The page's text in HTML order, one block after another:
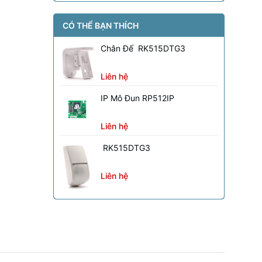
CÓ THỂ BẠN THÍCH
Chân Đế RK515DTG3
Liên hệ
IP Mô Đun RP512IP
Liên hệ
RK515DTG3
Liên hệ